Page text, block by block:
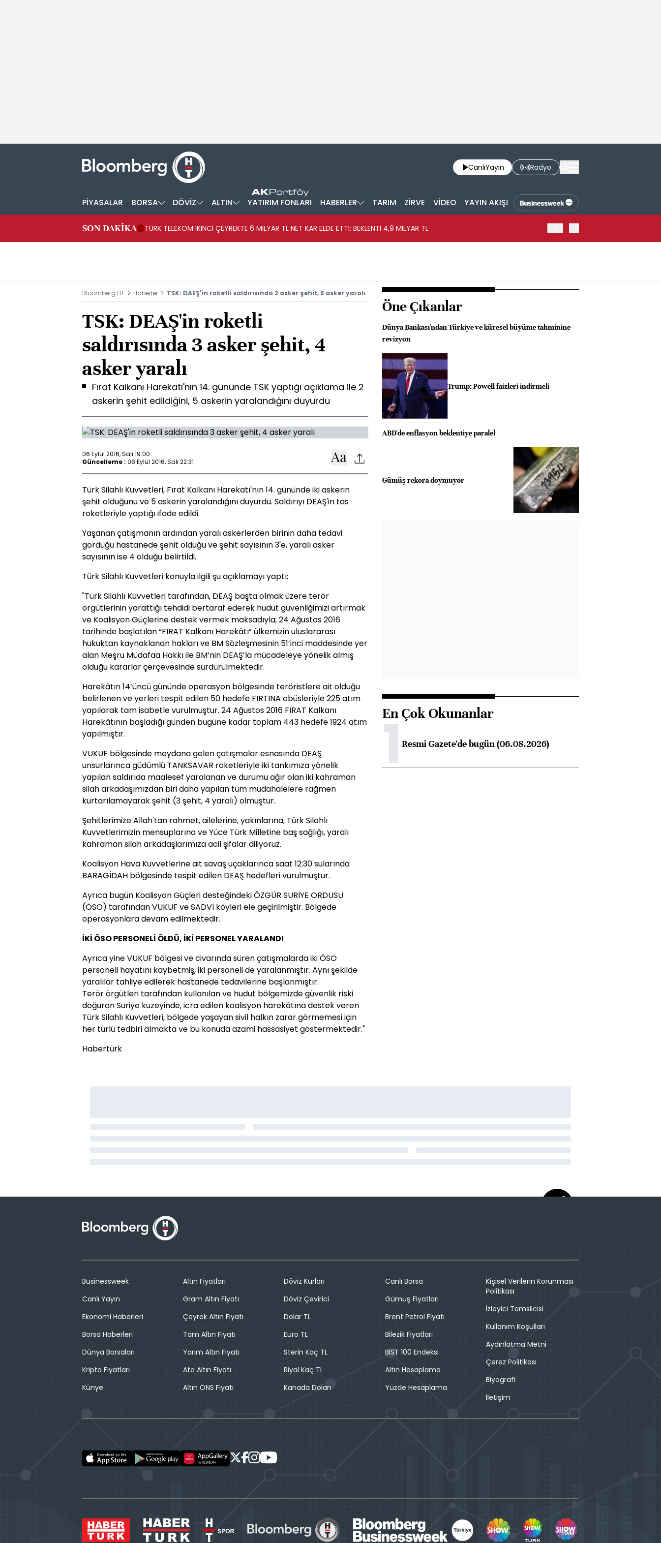
CanlıYayın Radyo
PİYASALAR BORSA DÖVİZ ALTIN YATIRIM FONLARI HABERLER TARIM ZİRVE VİDEO YAYIN AKIŞI
SON DAKİKA TÜRK TELEKOM İKİNCİ ÇEYREKTE 6 MİLYAR TL NET KAR ELDE ETTİ; BEKLENTİ 4,9 MİLYAR TL
Bloomberg HT Haberler TSK: DAEŞ'in roketli saldırısında 2 asker şehit, 5 asker yaralı
TSK: DEAŞ'in roketli
saldırısında 3 asker şehit, 4
asker yaralı
Fırat Kalkanı Harekatı'nın 14. gününde TSK yaptığı açıklama ile 2
askerin şehit edildiğini, 5 askerin yaralandığını duyurdu
06 Eylül 2016, Salı 19:00
Güncelleme : 06 Eylül 2016, Salı 22:31
Türk Silahlı Kuvvetleri, Fırat Kalkanı Harekatı'nın 14. gününde iki askerin
şehit olduğunu ve 5 askerin yaralandığını duyurdu. Saldırıyı DEAŞ'in tas
roketleriyle yaptığı ifade edildi.
Yaşanan çatışmanın ardından yaralı askerlerden birinin daha tedavi
gördüğü hastanede şehit olduğu ve şehit sayısının 3'e, yaralı asker
sayısının ise 4 olduğu belirtildi.
Türk Silahlı Kuvvetleri konuyla ilgili şu açıklamayı yaptı;
"Türk Silahlı Kuvvetleri tarafından, DEAŞ başta olmak üzere terör
örgütlerinin yarattığı tehdidi bertaraf ederek hudut güvenliğimizi artırmak
ve Koalisyon Güçlerine destek vermek maksadıyla; 24 Ağustos 2016
tarihinde başlatılan “FIRAT Kalkanı Harekâtı” ülkemizin uluslararası
hukuktan kaynaklanan hakları ve BM Sözleşmesinin 51’inci maddesinde yer
alan Meşru Müdafaa Hakkı ile BM’nin DEAŞ’la mücadeleye yönelik almış
olduğu kararlar çerçevesinde sürdürülmektedir.
Harekâtın 14’üncü gününde operasyon bölgesinde teröristlere ait olduğu
belirlenen ve yerleri tespit edilen 50 hedefe FIRTINA obüsleriyle 225 atım
yapılarak tam isabetle vurulmuştur. 24 Ağustos 2016 FIRAT Kalkanı
Harekâtının başladığı günden bugüne kadar toplam 443 hedefe 1924 atım
yapılmıştır.
VUKUF bölgesinde meydana gelen çatışmalar esnasında DEAŞ
unsurlarınca güdümlü TANKSAVAR roketleriyle iki tankımıza yönelik
yapılan saldırıda maalesef yaralanan ve durumu ağır olan iki kahraman
silah arkadaşımızdan biri daha yapılan tüm müdahalelere rağmen
kurtarılamayarak şehit (3 şehit, 4 yaralı) olmuştur.
Şehitlerimize Allah'tan rahmet, ailelerine, yakınlarına, Türk Silahlı
Kuvvetlerimizin mensuplarına ve Yüce Türk Milletine baş sağlığı, yaralı
kahraman silah arkadaşlarımıza acil şifalar diliyoruz.
Koalisyon Hava Kuvvetlerine ait savaş uçaklarınca saat 12:30 sularında
BARAGİDAH bölgesinde tespit edilen DEAŞ hedefleri vurulmuştur.
Ayrıca bugün Koalisyon Güçleri desteğindeki ÖZGÜR SURİYE ORDUSU
(ÖSO) tarafından VUKUF ve SADVİ köyleri ele geçirilmiştir. Bölgede
operasyonlara devam edilmektedir.
İKİ ÖSO PERSONELİ ÖLDÜ, İKİ PERSONEL YARALANDI
Ayrıca yine VUKUF bölgesi ve civarında süren çatışmalarda iki ÖSO
personeli hayatını kaybetmiş, iki personeli de yaralanmıştır. Aynı şekilde
yaralılar tahliye edilerek hastanede tedavilerine başlanmıştır.
Terör örgütleri tarafından kullanılan ve hudut bölgemizde güvenlik riski
doğuran Suriye kuzeyinde, icra edilen koalisyon harekâtına destek veren
Türk Silahlı Kuvvetleri, bölgede yaşayan sivil halkın zarar görmemesi için
her türlü tedbiri almakta ve bu konuda azami hassasiyet göstermektedir."
Habertürk
Öne Çıkanlar
Dünya Bankası'ndan Türkiye ve küresel büyüme tahminine
revizyon
Trump: Powell faizleri indirmeli
ABD'de enflasyon beklentiye paralel
Gümüş rekora doymuyor
En Çok Okunanlar
1Resmi Gazete'de bugün (06.08.2026)
Businessweek
Canlı Yayın
Ekonomi Haberleri
Borsa Haberleri
Dünya Borsaları
Kripto Fiyatları
Künye
Altın Fiyatları
Gram Altın Fiyatı
Çeyrek Altın Fiyatı
Tam Altın Fiyatı
Yarım Altın Fiyatı
Ata Altın Fiyatı
Altın ONS Fiyatı
Döviz Kurları
Döviz Çevirici
Dolar TL
Euro TL
Sterin Kaç TL
Riyal Kaç TL
Kanada Doları
Canlı Borsa
Gümüş Fiyatları
Brent Petrol Fiyatı
Bilezik Fiyatları
BIST 100 Endeksi
Altın Hesaplama
Yüzde Hesaplama
Kişisel Verilerin Korunması
Politikası
İzleyici Temsilcisi
Kullanım Koşulları
Aydınlatma Metni
Çerez Politikası
Biyografi
İletişim